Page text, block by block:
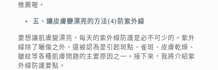
推薦喔。
五、讓皮膚變漂亮的方法(4) 防紫外線
要想讓肌膚變漂亮，每天的紫外線防護是必不可少的。紫外
線除了曬傷之外，還被認為是引起斑點、雀斑、皮膚乾燥、
皺紋等各種肌膚問題的主要原因之一。接下來，我將介紹紫
外線防護要點。